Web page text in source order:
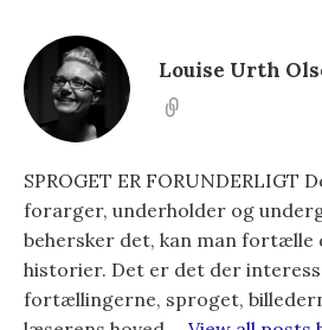
Louise Urth
SPROGET ER FORUNDERLIGT
forarger, underholder og
behersker det, kan man fortælle
historier. Det er det der
fortællingerne, sproget,